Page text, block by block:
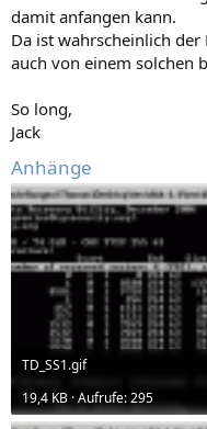
damit anfangen kann.
Da ist wahrscheinlich
auch von einem solchen
So long,
Jack
Anhänge
TD_SS1.gif
19,4 KB · Aufrufe: 295